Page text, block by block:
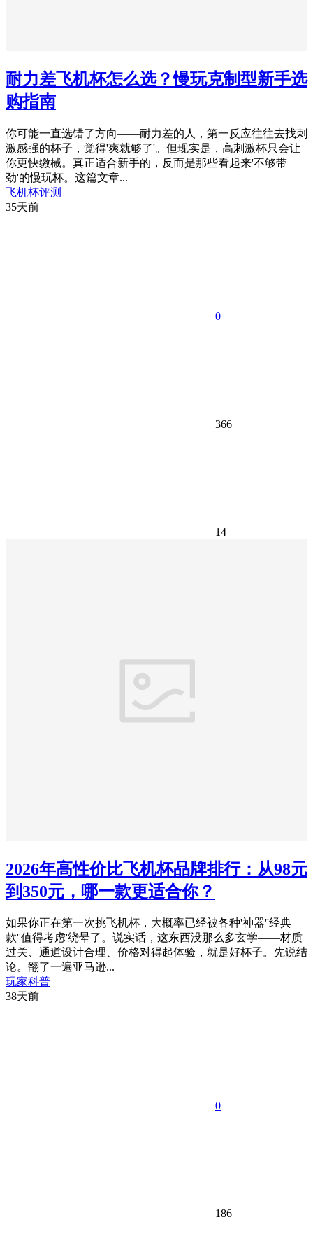
耐力差飞机杯怎么选？慢玩克制型新手选
购指南
你可能一直选错了方向——耐力差的人，第一反应往往去找刺
激感强的杯子，觉得'爽就够了'。但现实是，高刺激杯只会让
你更快缴械。真正适合新手的，反而是那些看起来'不够带
劲'的慢玩杯。这篇文章...
飞机杯评测
35天前
0
366
14
2026年高性价比飞机杯品牌排行：从98元
到350元，哪一款更适合你？
如果你正在第一次挑飞机杯，大概率已经被各种'神器''经典
款''值得考虑'绕晕了。说实话，这东西没那么多玄学——材质
过关、通道设计合理、价格对得起体验，就是好杯子。先说结
论。翻了一遍亚马逊...
玩家科普
38天前
0
186